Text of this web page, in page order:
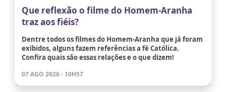
Que reflexão o filme do Homem-Aranha
traz aos fiéis?
Dentre todos os filmes do Homem-Aranha que já foram
exibidos, alguns fazem referências a fé Católica.
Confira quais são essas relações e o que dizem!
07 AGO 2026 - 10H57